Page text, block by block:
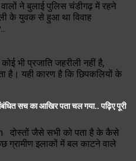
ने बुलाई पुलिस चंडीगढ़ में रहने
के युवक से हुआ था विवाह
भी प्रजाति जहरीली नहीं है,
है। यही कारण है कि छिपकलियों के
सच का आखिर पता चल गया.. पढ़िए पूरी
दोस्तों जैसे सभी को पता है के कैसे
ग्रामीण इलाकों में बल काटने वाले